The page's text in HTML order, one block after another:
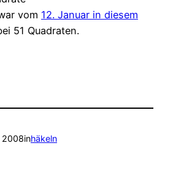
vom 12. Januar in diesem
51 Quadraten.
2008inhäkeln